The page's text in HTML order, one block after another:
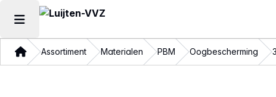
Hoofdmenu openen
ThuisAssortiment Materialen PBM Oogbescherming